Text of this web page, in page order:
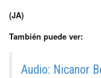
(JA)
También puede ver:
Audio: Nicanor